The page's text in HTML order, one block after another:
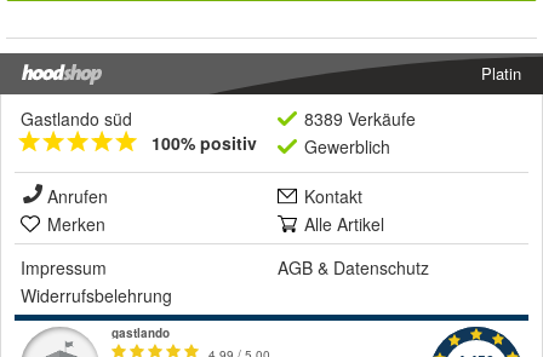
Platin
Gastlando süd
100% positiv
8389 Verkäufe
Gewerblich
Anrufen
Kontakt
Merken
Alle Artikel
Impressum
AGB & Datenschutz
Widerrufsbelehrung